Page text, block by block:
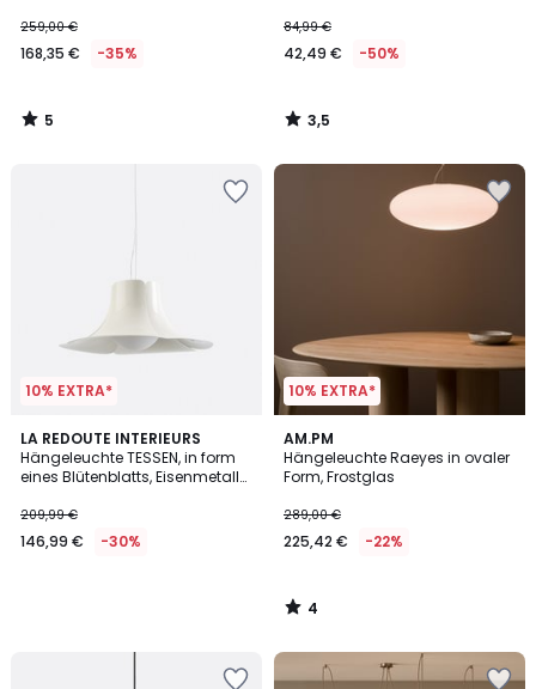
259,00 €
168,35 € -35%
5
/
84,99 €
42,49 € -50%
3,5
/
10% EXTRA*
LA REDOUTE INTERIEURS
Hängeleuchte TESSEN, in form
eines Blütenblatts, Eisenmetall
209,99 €
146,99 € -30%
10% EXTRA*
AM.PM
Hängeleuchte Raeyes in ovaler
Form, Frostglas
289,00 €
225,42 € -22%
4
/
5
4
/